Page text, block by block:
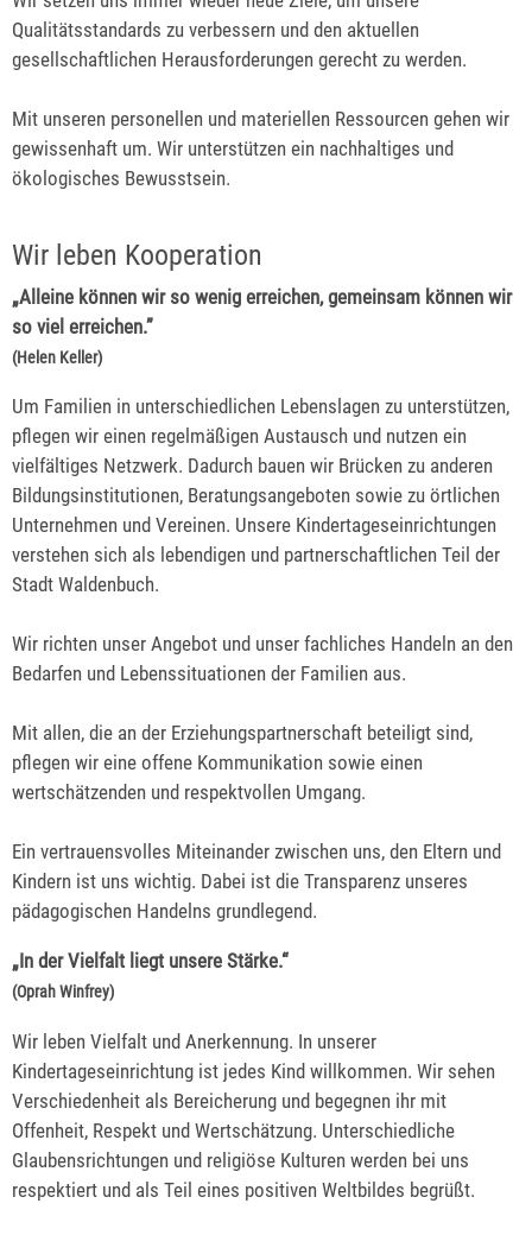
Qualitätsstandards zu verbessern und den aktuellen
gesellschaftlichen Herausforderungen gerecht zu werden.
Mit unseren personellen und materiellen Ressourcen gehen wir
gewissenhaft um. Wir unterstützen ein nachhaltiges und
ökologisches Bewusstsein.
Wir leben Kooperation
„Alleine können wir so wenig erreichen, gemeinsam können wir
so viel erreichen.”
(Helen Keller)
Um Familien in unterschiedlichen Lebenslagen zu unterstützen,
pflegen wir einen regelmäßigen Austausch und nutzen ein
vielfältiges Netzwerk. Dadurch bauen wir Brücken zu anderen
Bildungsinstitutionen, Beratungsangeboten sowie zu örtlichen
Unternehmen und Vereinen. Unsere Kindertageseinrichtungen
verstehen sich als lebendigen und partnerschaftlichen Teil der
Stadt Waldenbuch.
Wir richten unser Angebot und unser fachliches Handeln an den
Bedarfen und Lebenssituationen der Familien aus.
Mit allen, die an der Erziehungspartnerschaft beteiligt sind,
pflegen wir eine offene Kommunikation sowie einen
wertschätzenden und respektvollen Umgang.
Ein vertrauensvolles Miteinander zwischen uns, den Eltern und
Kindern ist uns wichtig. Dabei ist die Transparenz unseres
pädagogischen Handelns grundlegend.
„In der Vielfalt liegt unsere Stärke.“
(Oprah Winfrey)
Wir leben Vielfalt und Anerkennung. In unserer
Kindertageseinrichtung ist jedes Kind willkommen. Wir sehen
Verschiedenheit als Bereicherung und begegnen ihr mit
Offenheit, Respekt und Wertschätzung. Unterschiedliche
Glaubensrichtungen und religiöse Kulturen werden bei uns
respektiert und als Teil eines positiven Weltbildes begrüßt.